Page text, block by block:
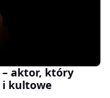
– aktor, który
i kultowe